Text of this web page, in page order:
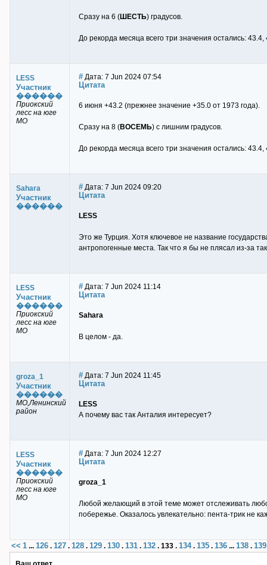
Сразу на 6 (ШЕСТЬ) градусов.
До рекорда месяца всего три значения остались:
LESS
Участник
������
Приокский
лесс на юге
МО
# Дата: 7 Jun 2024 07:54
Цитата
6 июня +43.2 (прежнее значение +35.0 от 1973 года).
Сразу на 8 (ВОСЕМЬ) с лишним градусов.
До рекорда месяца всего три значения остались:
Sahara
Участник
������
# Дата: 7 Jun 2024 09:20
Цитата
LESS
Это же Турция. Хотя ключевое не название
антропогенные места. Так что я бы не плясал из-за
LESS
Участник
������
Приокский
лесс на юге
МО
# Дата: 7 Jun 2024 11:14
Цитата
Sahara
В целом - да.
groza_1
Участник
������
МО,Ленинский
район
# Дата: 7 Jun 2024 11:45
Цитата
LESS
А почему вас так Анталия интересует?
LESS
Участник
������
Приокский
лесс на юге
МО
# Дата: 7 Jun 2024 12:27
Цитата
groza_1
Любой желающий в этой теме может отслеживать
побережье. Оказалось увлекательно: пента-трик не
<< 1 ... 126 . 127 . 128 . 129 . 130 . 131 . 132 . 133 . 134. 135 . 136 ... 138 . 139